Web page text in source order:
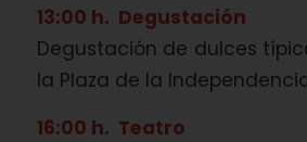
13:00 h. Degustación
Degustación de dulces
la Plaza de la
16:00 h. Teatro